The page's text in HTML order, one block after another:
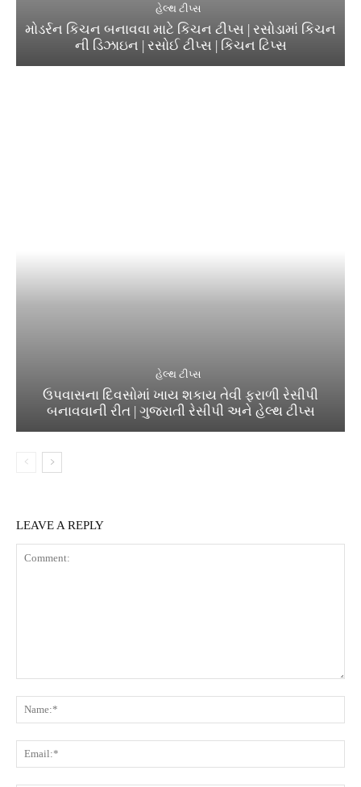
હેલ્થ ટીપ્સ
મોડર્રન કિચન બનાવવા માટે કિચન ટીપ્સ | રસોડામાં કિચન
ની ડિઝાઇન | રસોઈ ટીપ્સ | કિચન ટિપ્સ
હેલ્થ ટીપ્સ
ઉપવાસના દિવસોમાં ખાય શકાય તેવી ફરાળી રેસીપી
બનાવવાની રીત | ગુજરાતી રેસીપી અને હેલ્થ ટીપ્સ
LEAVE A REPLY